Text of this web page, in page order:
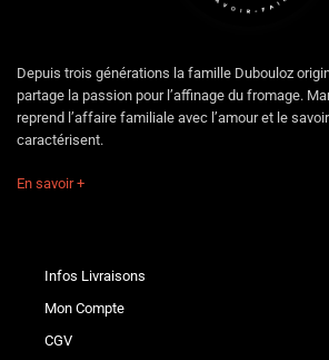
Depuis trois générations la famille Dubouloz
partage la passion pour l’affinage du fromage.
reprend l’affaire familiale avec l’amour et le
caractérisent.
En savoir +
Infos Livraisons
Mon Compte
CGV